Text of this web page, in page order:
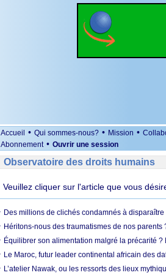
Accueil • Qui sommes-nous? • Mission •
Abonnement • Ouvrir une session
Observatoire des droits humains
Veuillez cliquer sur l'article que vous
Des millions de clichés condamnés à
Héritons-nous des traumatismes de nos parents
Équilibrer son alimentation malgré la précarité
Le Maroc, futur leader continental africain des
L’atelier Nawak, ou les ressorts des lieux